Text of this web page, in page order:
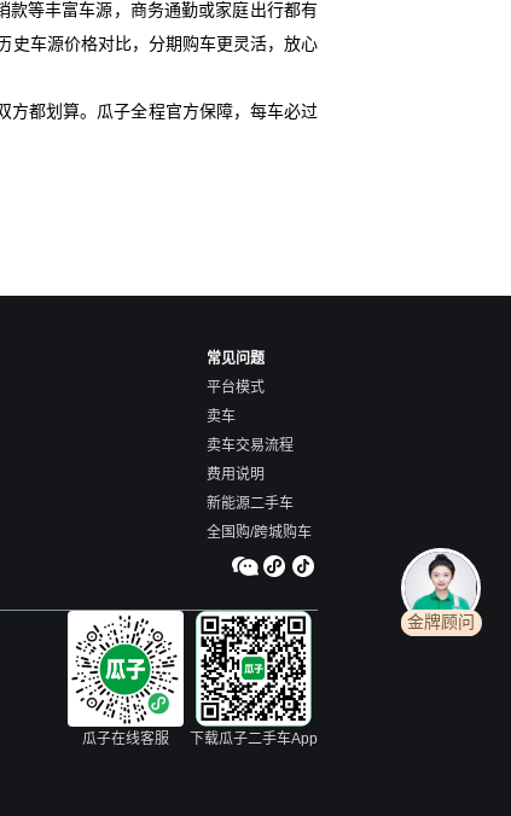
款等丰富车源，商务通勤或家庭出行都有
史车源价格对比，分期购车更灵活，放心
方都划算。瓜子全程官方保障，每车必过
常见问题
平台模式
卖车
卖车交易流程
费用说明
新能源二手车
全国购/跨城购车
瓜子在线客服 下载瓜子二手车App
金牌顾问